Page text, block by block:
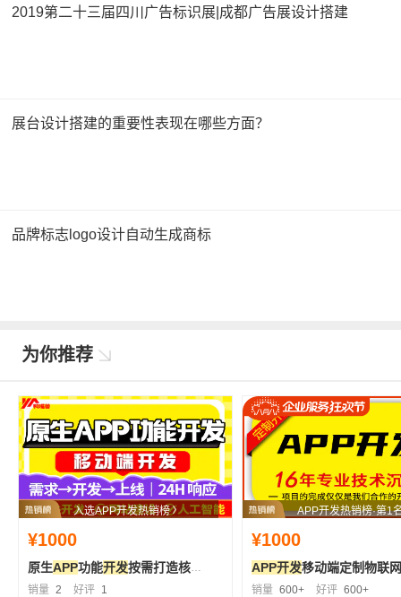
2019第二十三届四川广告标识展|成都广告展设计搭建
展台设计搭建的重要性表现在哪些方面？
品牌标志logo设计自动生成商标
为你推荐
入选APP开发热销榜
¥1000
原生APP功能开发按需打造核心模块支持支付社交灵
销量 2 好评 1
APP开发热销榜·第1
¥1000
APP开发移动端定制物联网家政跑腿装
销量 600+ 好评 600+